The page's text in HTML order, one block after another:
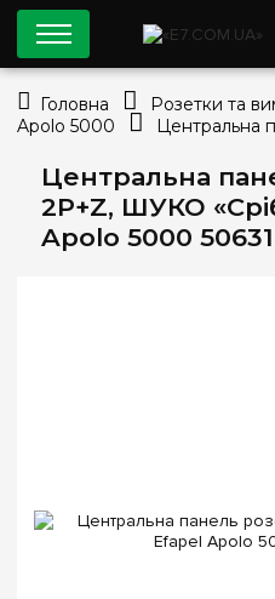
Центральна
2P+Z, ШУКО
Apolo 5000
0
Головна Розетки та
Apolo 5000